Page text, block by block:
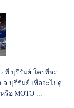
ที่ บุรีรัมย์ ใครที่จะ
.บุรีรัมย์ เพื่อจะไปดู
รือ MOTO ...